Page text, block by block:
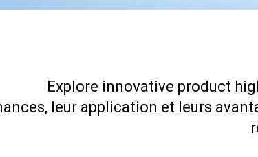
Explore innovative product
leur application et leurs